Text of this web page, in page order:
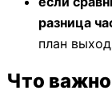
разница
план
Что важно